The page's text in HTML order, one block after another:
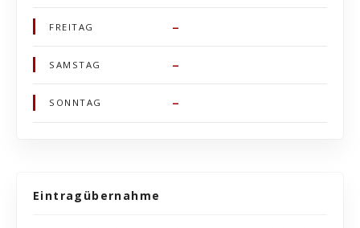
FREITAG –
SAMSTAG –
SONNTAG –
Eintragübernahme